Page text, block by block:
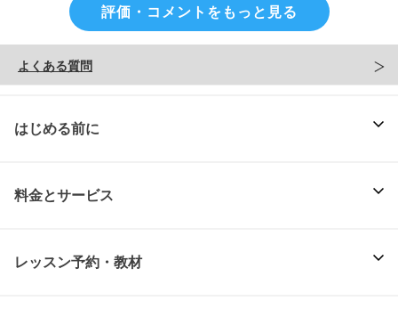
評価・コメントをもっと見る
よくある質問
はじめる前に
料金とサービス
レッスン予約・教材